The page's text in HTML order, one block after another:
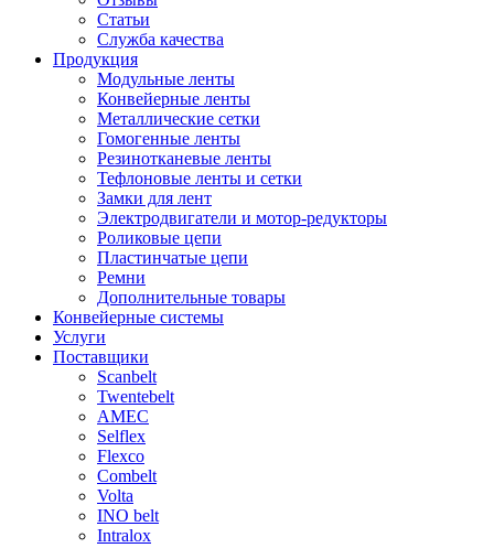
Статьи
Служба качества
Продукция
Модульные ленты
Конвейерные ленты
Металлические сетки
Гомогенные ленты
Резинотканевые ленты
Тефлоновые ленты и сетки
Замки для лент
Электродвигатели и мотор-редукторы
Роликовые цепи
Пластинчатые цепи
Ремни
Дополнительные товары
Конвейерные системы
Услуги
Поставщики
Scanbelt
Twentebelt
АMEC
Selflex
Flexco
Combelt
Volta
INO belt
Intralox